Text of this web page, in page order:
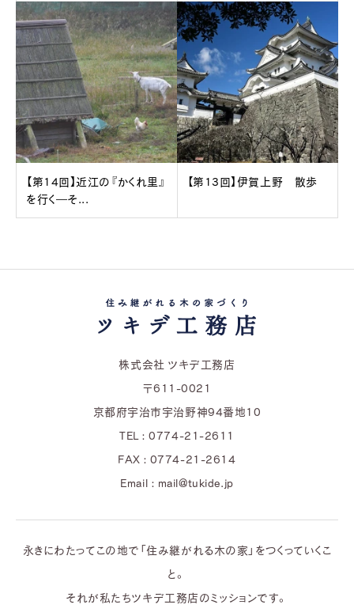
【第14回】近江の『かくれ里』
を行く―そ...
【第13回】伊賀上野 散歩
株式会社 ツキデ工務店
〒611-0021
京都府宇治市宇治野神94番地10
TEL : 0774-21-2611
FAX : 0774-21-2614
Email : mail@tukide.jp
永きにわたってこの地で「住み継がれる木の家」をつくっていくこ
と。
それが私たちツキデ工務店のミッションです。